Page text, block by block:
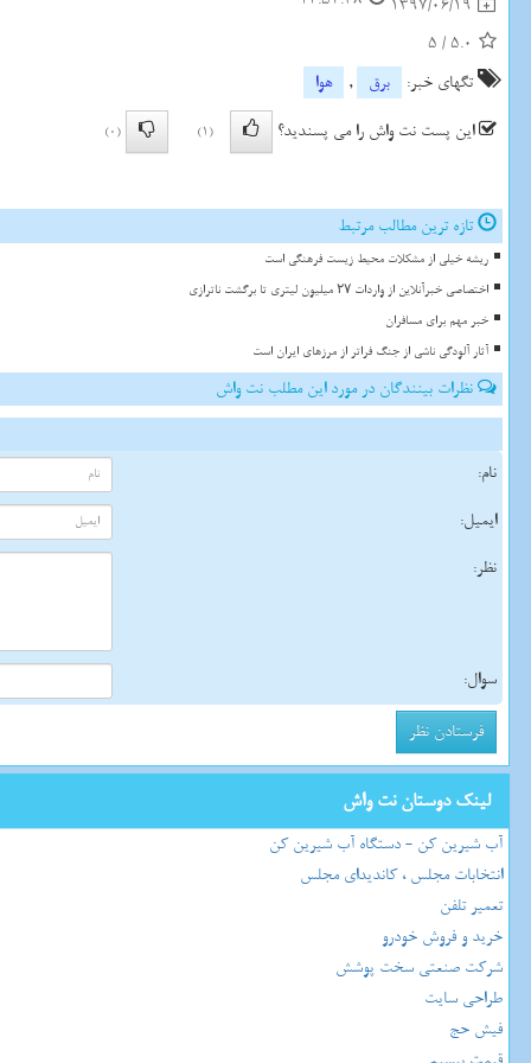
5.0
/
5
تگهای خبر:
برق ,
هوا
این پست نت واش را می پسندید؟
(1)
(0)
تازه ترین مطالب مرتبط
ریشه خیلی از مشکلات محیط زیست فرهنگی است
اختصاصی خبرآنلاین از واردات ۲۷ میلیون لیتری تا برگشت ناترازی
خبر مهم برای مسافران
آثار آلودگی ناشی از جنگ فراتر از مرزهای ایران است
نظرات بینندگان در مورد این مطلب نت واش
نام:
ایمیل:
نظر:
سوال:
لینک دوستان نت واش
آب شیرین کن - دستگاه آب شیرین کن
انتخابات مجلس ، کاندیدای مجلس
تعمیر تلفن
خرید و فروش خودرو
شرکت صنعتی سخت پوشش
طراحی سایت
فیش حج